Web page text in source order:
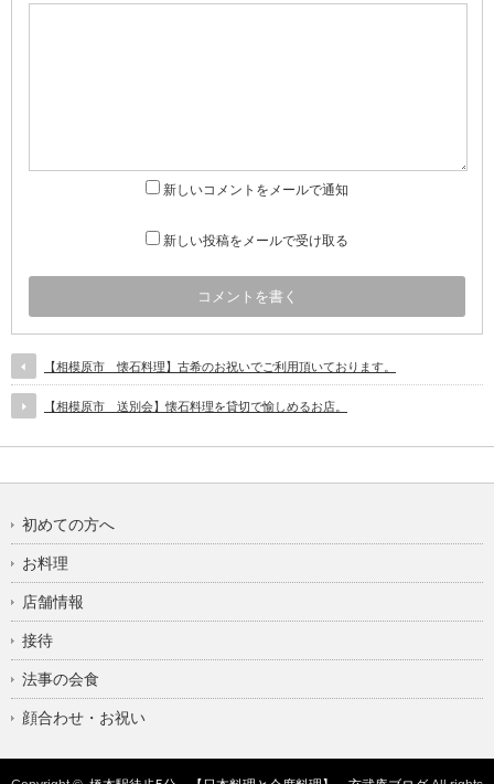
新しいコメントをメールで通知
新しい投稿をメールで受け取る
【相模原市 懐石料理】古希のお祝いでご利用頂いております。
【相模原市 送別会】懐石料理を貸切で愉しめるお店。
初めての方へ
お料理
店舗情報
接待
法事の会食
顔合わせ・お祝い